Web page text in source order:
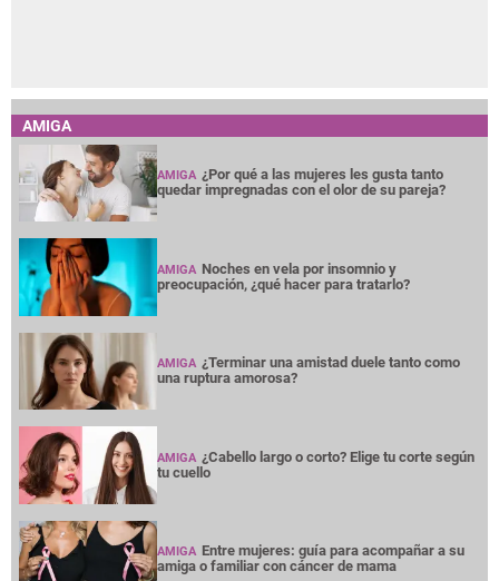
AMIGA
AMIGA ¿Por qué a las mujeres les gusta tanto
quedar impregnadas con el olor de su pareja?
AMIGA Noches en vela por insomnio y
preocupación, ¿qué hacer para tratarlo?
AMIGA ¿Terminar una amistad duele tanto como
una ruptura amorosa?
AMIGA ¿Cabello largo o corto? Elige tu corte según
tu cuello
AMIGA Entre mujeres: guía para acompañar a su
amiga o familiar con cáncer de mama